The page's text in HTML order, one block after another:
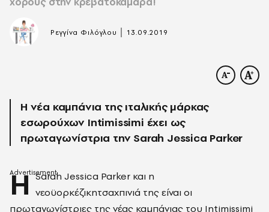
Ρεγγίνα Φιλόγλου 13.09.2019
Η νέα καμπάνια της ιταλικής μάρκας
εσωρούχων Intimissimi έχει ως
πρωταγωνίστρια την Sarah Jessica Parker
Η Sarah Jessica Parker και η
νεοϋορκέζικητσαχπινιά της είναι οι
πρωταγωνίστριες της νέας καμπάνιας του Intimissimi